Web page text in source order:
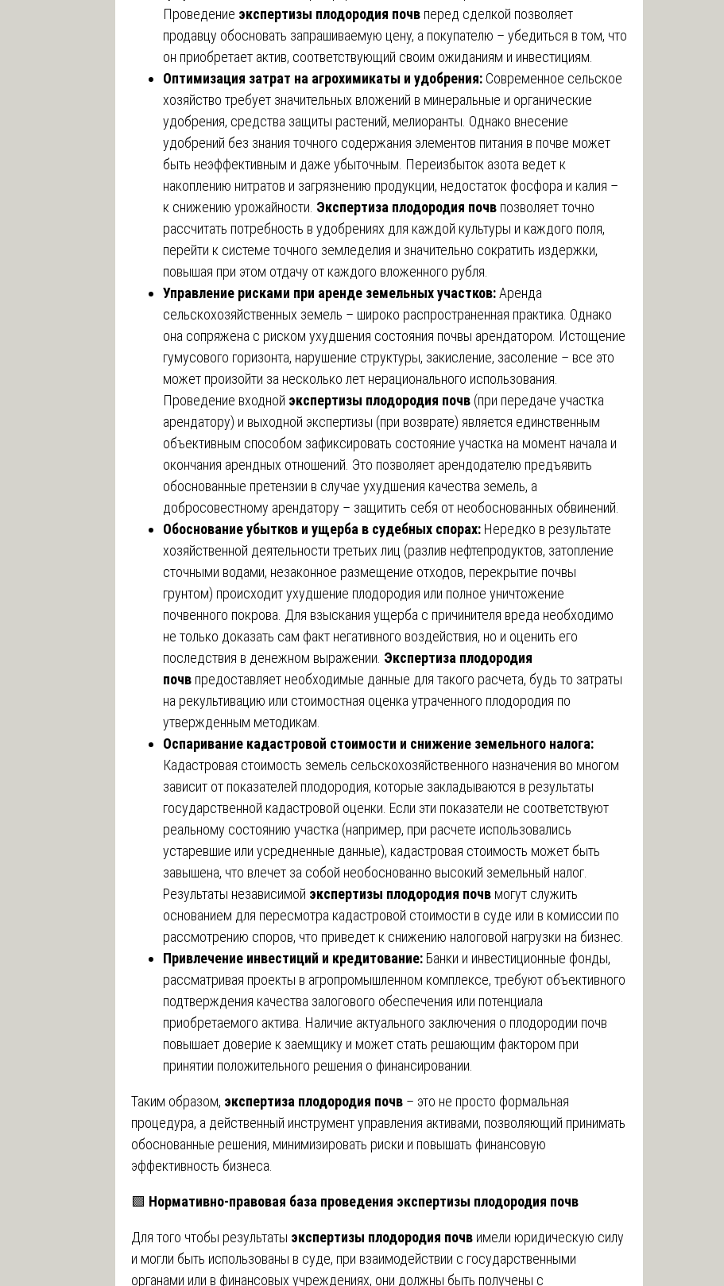
Проведение экспертизы плодородия почв перед сделкой позволяет
продавцу обосновать запрашиваемую цену, а покупателю – убедиться в том, что
он приобретает актив, соответствующий своим ожиданиям и инвестициям.
Оптимизация затрат на агрохимикаты и удобрения: Современное сельское
хозяйство требует значительных вложений в минеральные и органические
удобрения, средства защиты растений, мелиоранты. Однако внесение
удобрений без знания точного содержания элементов питания в почве может
быть неэффективным и даже убыточным. Переизбыток азота ведет к
накоплению нитратов и загрязнению продукции, недостаток фосфора и калия –
к снижению урожайности. Экспертиза плодородия почв позволяет точно
рассчитать потребность в удобрениях для каждой культуры и каждого поля,
перейти к системе точного земледелия и значительно сократить издержки,
повышая при этом отдачу от каждого вложенного рубля.
Управление рисками при аренде земельных участков:Аренда
сельскохозяйственных земель – широко распространенная практика. Однако
она сопряжена с риском ухудшения состояния почвы арендатором. Истощение
гумусового горизонта, нарушение структуры, закисление, засоление – все это
может произойти за несколько лет нерационального использования.
Проведение входной экспертизы плодородия почв (при передаче участка
арендатору) и выходной экспертизы (при возврате) является единственным
объективным способом зафиксировать состояние участка на момент начала и
окончания арендных отношений. Это позволяет арендодателю предъявить
обоснованные претензии в случае ухудшения качества земель, а
добросовестному арендатору – защитить себя от необоснованных обвинений.
Обоснование убытков и ущерба в судебных спорах: Нередко в результате
хозяйственной деятельности третьих лиц (разлив нефтепродуктов, затопление
сточными водами, незаконное размещение отходов, перекрытие почвы
грунтом) происходит ухудшение плодородия или полное уничтожение
почвенного покрова. Для взыскания ущерба с причинителя вреда необходимо
не только доказать сам факт негативного воздействия, но и оценить его
последствия в денежном выражении. Экспертиза плодородия
почв предоставляет необходимые данные для такого расчета, будь то затраты
на рекультивацию или стоимостная оценка утраченного плодородия по
утвержденным методикам.
Оспаривание кадастровой стоимости и снижение земельного налога:
Кадастровая стоимость земель сельскохозяйственного назначения во многом
зависит от показателей плодородия, которые закладываются в результаты
государственной кадастровой оценки. Если эти показатели не соответствуют
реальному состоянию участка (например, при расчете использовались
устаревшие или усредненные данные), кадастровая стоимость может быть
завышена, что влечет за собой необоснованно высокий земельный налог.
Результаты независимой экспертизы плодородия почв могут служить
основанием для пересмотра кадастровой стоимости в суде или в комиссии по
рассмотрению споров, что приведет к снижению налоговой нагрузки на бизнес.
Привлечение инвестиций и кредитование: Банки и инвестиционные фонды,
рассматривая проекты в агропромышленном комплексе, требуют объективного
подтверждения качества залогового обеспечения или потенциала
приобретаемого актива. Наличие актуального заключения о плодородии почв
повышает доверие к заемщику и может стать решающим фактором при
принятии положительного решения о финансировании.
Таким образом, экспертиза плодородия почв – это не просто формальная
процедура, а действенный инструмент управления активами, позволяющий принимать
обоснованные решения, минимизировать риски и повышать финансовую
эффективность бизнеса.
🟩 Нормативно-правовая база проведения экспертизы плодородия почв
Для того чтобы результаты экспертизы плодородия почв имели юридическую силу
и могли быть использованы в суде, при взаимодействии с государственными
органами или в финансовых учреждениях, они должны быть получены с